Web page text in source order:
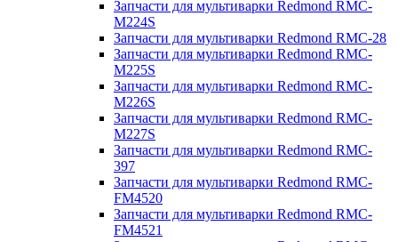
Запчасти для мультиварки Redmond RMC-
M224S
Запчасти для мультиварки Redmond RMC-28
Запчасти для мультиварки Redmond RMC-
M225S
Запчасти для мультиварки Redmond RMC-
M226S
Запчасти для мультиварки Redmond RMC-
M227S
Запчасти для мультиварки Redmond RMC-
397
Запчасти для мультиварки Redmond RMC-
FM4520
Запчасти для мультиварки Redmond RMC-
FM4521